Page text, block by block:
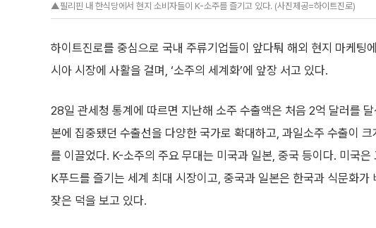
▲필리핀 내 한식당에서 현지 소비자들이 K-소주를 즐기고 있다. (사진제공=하이트진로)
하이트진로를 중심으로 국내 주류기업들이 앞다퉈 해외 현지 마케팅
시아 시장에 사활을 걸며, ‘소주의 세계화’에 앞장 서고 있다.
28일 관세청 통계에 따르면 지난해 소주 수출액은 처음 2억 달러를
본에 집중됐던 수출선을 다양한 국가로 확대하고, 과일소주 수출이 크
를 이끌었다. K-소주의 주요 무대는 미국과 일본, 중국 등이다. 미국은
K푸드를 즐기는 세계 최대 시장이고, 중국과 일본은 한국과 식문화가
잦은 덕을 보고 있다.